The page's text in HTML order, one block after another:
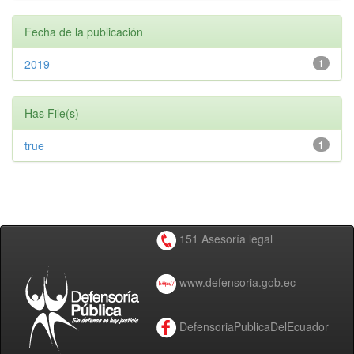
Fecha de la publicación
1
2019
Has File(s)
1
true
151 Asesoría legal
www.defensoria.gob.ec
DefensoriaPublicaDelEcuador